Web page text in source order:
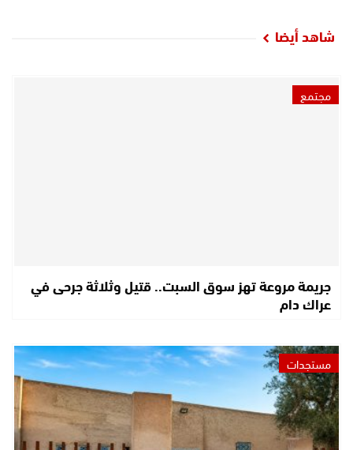
شاهد أيضا
مجتمع
جريمة مروعة تهز سوق السبت.. قتيل وثلاثة جرحى في
عراك دام
مستجدات